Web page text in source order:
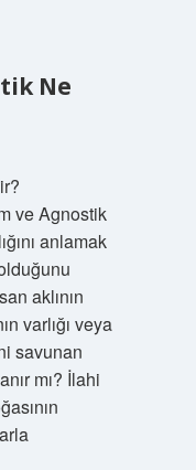
Ne
ve Agnostik
anlamak
aklının
varlığı veya
savunan
mı? İlahi